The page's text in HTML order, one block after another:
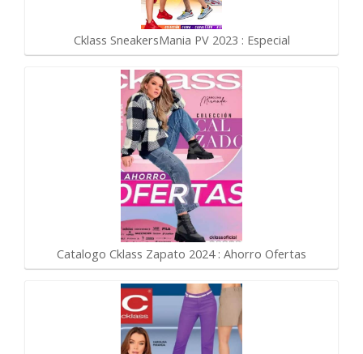
Cklass SneakersMania PV 2023 : Especial
Catalogo Cklass Zapato 2024 : Ahorro Ofertas